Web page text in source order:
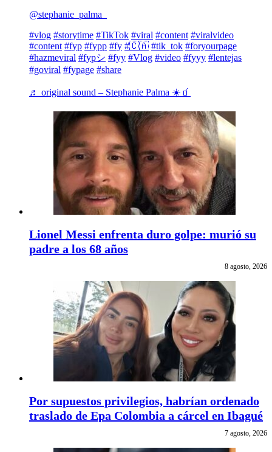
@stephanie_palma_
#vlog #storytime #TikTok #viral #content #viralvideo
#content #fyp #fypp #fy #🇨🇦 #tik_tok #foryourpage
#hazmeviral #fypシ #fyy #Vlog #video #fyyy #lentejas
#goviral #fypage #share
♬ original sound – Stephanie Palma ☀️🧃
Lionel Messi enfrenta duro golpe: murió su
padre a los 68 años
8 agosto, 2026
Por supuestos privilegios, habrían ordenado
traslado de Epa Colombia a cárcel en Ibagué
7 agosto, 2026